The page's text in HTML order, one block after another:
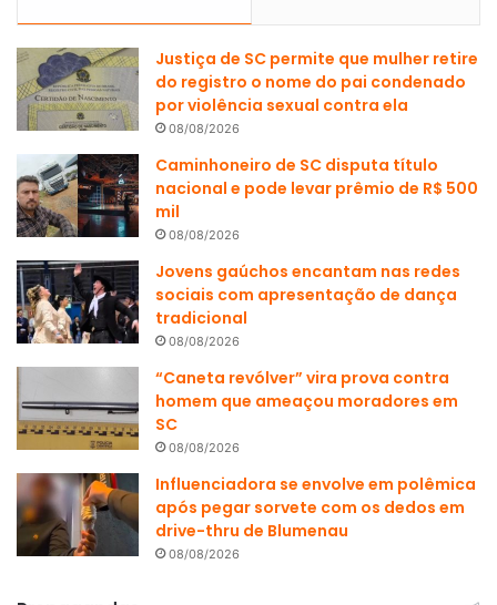
Justiça de SC permite que mulher retire
do registro o nome do pai condenado
por violência sexual contra ela
08/08/2026
Caminhoneiro de SC disputa título
nacional e pode levar prêmio de R$ 500
mil
08/08/2026
Jovens gaúchos encantam nas redes
sociais com apresentação de dança
tradicional
08/08/2026
“Caneta revólver” vira prova contra
homem que ameaçou moradores em
SC
08/08/2026
Influenciadora se envolve em polêmica
após pegar sorvete com os dedos em
drive-thru de Blumenau
08/08/2026